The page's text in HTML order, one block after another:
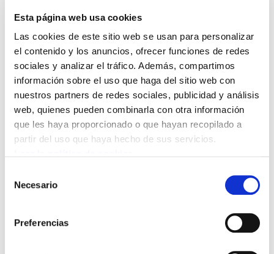
Esta página web usa cookies
Las cookies de este sitio web se usan para personalizar
el contenido y los anuncios, ofrecer funciones de redes
sociales y analizar el tráfico. Además, compartimos
información sobre el uso que haga del sitio web con
nuestros partners de redes sociales, publicidad y análisis
web, quienes pueden combinarla con otra información
que les haya proporcionado o que hayan recopilado a
partir del uso que haya hecho de sus servicios.
Necesario
Preferencias
HUELGA GENERAL
ELA destina el descuento salarial a la solidaridad
con Cuba